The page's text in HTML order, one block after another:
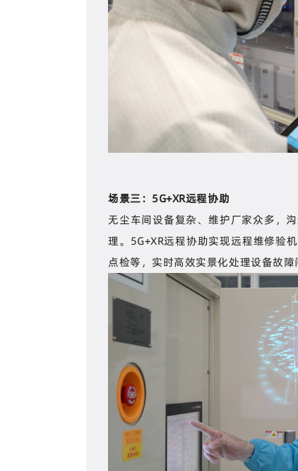
场景三：5G+XR远程协助
无尘车间设备复杂、维护厂家众多，
理。5G+XR远程协助实现远程维修验
点检等，实时高效实景化处理设备故障